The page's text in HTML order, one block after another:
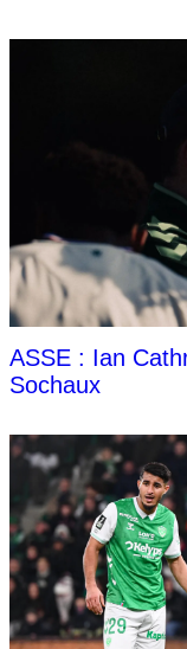
ASSE : Ian
Sochaux